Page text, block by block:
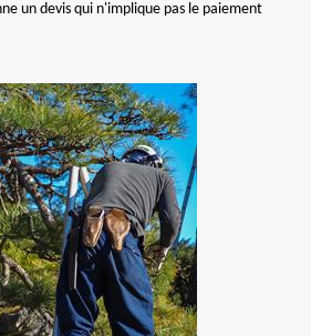
un devis qui n'implique pas le paiement